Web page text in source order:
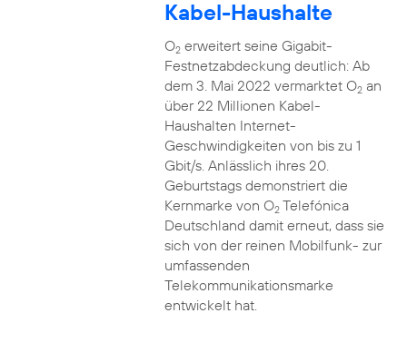
Kabel-Haushalte
O2erweitert seine Gigabit-
Festnetzabdeckung deutlich: Ab
dem 3. Mai 2022 vermarktet O2an
über 22 Millionen Kabel-
Haushalten Internet-
Geschwindigkeiten von bis zu 1
Gbit/s. Anlässlich ihres 20.
Geburtstags demonstriert die
Kernmarke von O2Telefónica
Deutschland damit erneut, dass sie
sich von der reinen Mobilfunk- zur
umfassenden
Telekommunikationsmarke
entwickelt hat.